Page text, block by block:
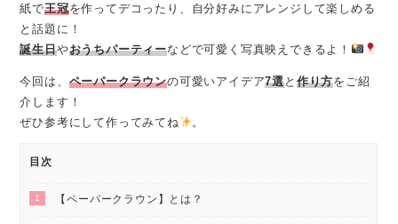
紙で王冠を作ってデコったり、自分好みにアレンジして楽しめる
と話題に！
誕生日やおうちパーティーなどで可愛く写真映えできるよ！
今回は、 ペーパークラウンの可愛いアイデア7選と 作り方をご紹
介します！
ぜひ参考にして作ってみてね
。
目次
1 【ペーパークラウン】とは？